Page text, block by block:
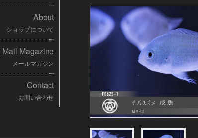
About
ショップについて
Mail Magazine
メールマガジン
Contact
お問い合わせ